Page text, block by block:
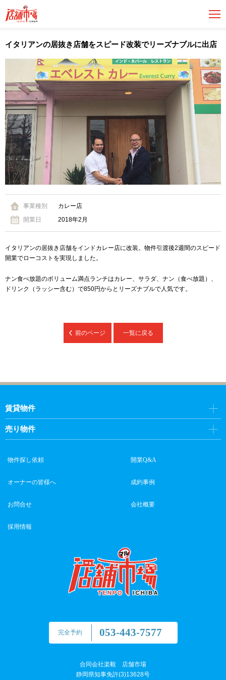
イタリアンの居抜き店舗をスピード改装でリーズナブルに出店
事業種別
カレー店
開業日
2018年2月
イタリアンの居抜き店舗をインドカレー店に改装。物件引渡後2週間のスピード
開業でローコストを実現しました。
ナン食べ放題のボリューム満点ランチはカレー、サラダ、ナン（食べ放題）、
ドリンク（ラッシー含む）で850円からとリーズナブルで人気です。
前のページ 一覧に戻る
完全予約 053-443-7577
合同会社楽毅 店舗市場
静岡県知事免許(3)13628号
賃貸物件
売り物件
物件探し依頼 開業Q&A
オーナーの皆様へ 成約事例
お問合せ 会社概要
採用情報